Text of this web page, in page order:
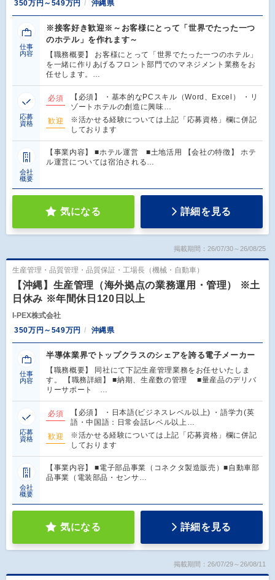
350万円～549万円
沖縄県
仕事
内容
※接客好き歓迎※～お客様にとって「世界でたった一つ
のホテル」を作れます～
【職務概要】 お客様にとって「世界でたった一つのホテル」
を一緒に作りあげるフロント部門でのマネジメント業務をお
任せします。…
応募
資格
必須
【必須】 ・基本的なPCスキル（Word、Excel） ・リ
ゾートホテルの創造に興味…
歓迎
※活かせる経験については上記「応募資格」欄に併記
しております
会社
概要
【事業内容】 ■ホテル運営 ■土地活用 【会社の特徴】 ホテ
ル運営については宿泊される…
気になる 詳細を見る
掲載期間：26/07/30～26/08/25
生産管理・品質管理・品質保証・工場長（機械・自動車）
【沖縄】生産管理（海外拠点の業務運用・管理） ※土
日休み ※年間休日120日以上
I-PEX株式会社
350万円～549万円
沖縄県
仕事
内容
半導体業界でトップクラスのシェアを誇る電子メーカー
【職務概要】 同社にて下記生産管理業務をお任せいたしま
す。 【職務詳細】 ■納期、生産数の管理 ■量産品のデリバ
リーサポート …
応募
資格
必須
【必須】 ・日本語(ビジネスレベル以上) ・語学力(英
語・中国語：日常会話レベル以上…
歓迎
※活かせる経験については上記「応募資格」欄に併記
しております
会社
概要
【事業内容】 ■電子部品事業（コネクタ製造販売）■自動車部
品事業（電装部品・センサ…
気になる 詳細を見る
掲載期間：26/07/29～26/08/11